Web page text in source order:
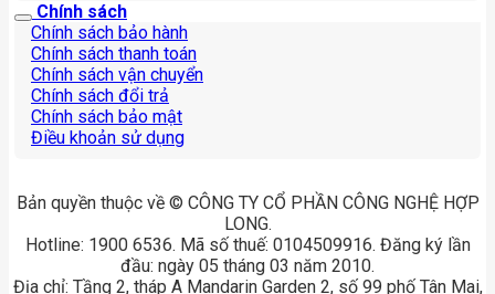
Chính sách
Chính sách bảo hành
Chính sách thanh toán
Chính sách vận chuyển
Chính sách đổi trả
Chính sách bảo mật
Điều khoản sử dụng
Bản quyền thuộc về © CÔNG TY CỔ PHẦN CÔNG NGHỆ HỢP
LONG.
Hotline: 1900 6536. Mã số thuế: 0104509916. Đăng ký lần
đầu: ngày 05 tháng 03 năm 2010.
Địa chỉ: Tầng 2, tháp A Mandarin Garden 2, số 99 phố Tân Mai,